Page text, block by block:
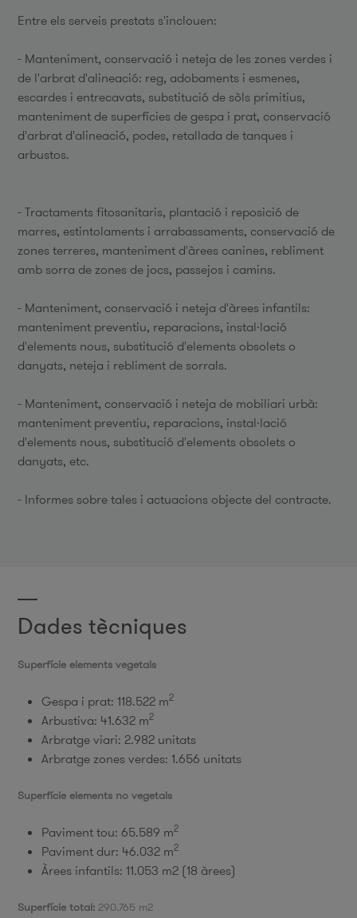
Entre els serveis prestats s'inclouen:
- Manteniment, conservació i neteja de les zones verdes i
de l'arbrat d'alineació: reg, adobaments i esmenes,
escardes i entrecavats, substitució de sòls primitius,
manteniment de superfícies de gespa i prat, conservació
d'arbrat d'alineació, podes, retallada de tanques i
arbustos.
- Tractaments fitosanitaris, plantació i reposició de
marres, estintolaments i arrabassaments, conservació de
zones terreres, manteniment d'àrees canines, rebliment
amb sorra de zones de jocs, passejos i camins.
- Manteniment, conservació i neteja d'àrees infantils:
manteniment preventiu, reparacions, instal·lació
d'elements nous, substitució d'elements obsolets o
danyats, neteja i rebliment de sorrals.
- Manteniment, conservació i neteja de mobiliari urbà:
manteniment preventiu, reparacions, instal·lació
d'elements nous, substitució d'elements obsolets o
danyats, etc.
- Informes sobre tales i actuacions objecte del contracte.
Dades tècniques
Superfície elements vegetals
Gespa i prat: 118.522 m2
Arbustiva: 41.632 m2
Arbratge viari: 2.982 unitats
Arbratge zones verdes: 1.656 unitats
Superfície elements no vegetals
Paviment tou: 65.589 m2
Paviment dur: 46.032 m2
Àrees infantils: 11.053 m2 (18 àrees)
Superfície total: 290.765 m2